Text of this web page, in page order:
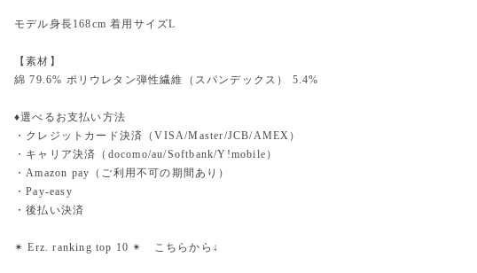
モデル身長168cm 着用サイズL
【素材】
綿 79.6% ポリウレタン弾性繊維（スパンデックス） 5.4%
♦︎選べるお支払い方法
・クレジットカード決済（VISA/Master/JCB/AMEX）
・キャリア決済（docomo/au/Softbank/Y!mobile）
・Amazon pay（ご利用不可の期間あり）
・Pay-easy
・後払い決済
✴︎ Erz. ranking top 10 ✴︎ こちらから↓